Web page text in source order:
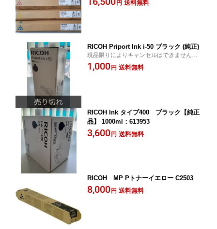
円 送料無料
RICOH Priport Ink i-50 ブラック (純正)
現品限りによりキャンセルはできませんの
でご了承下さい。
1,000 円 送料無料
RICOH Ink タイプ400 ブラック【純正
品】 1000ml：613953
3,600 円 送料無料
RICOH MP Pトナーイエロー C2503
8,000 円 送料無料